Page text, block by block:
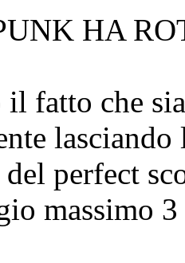
HA
fatto che
lasciando
perfect
massimo